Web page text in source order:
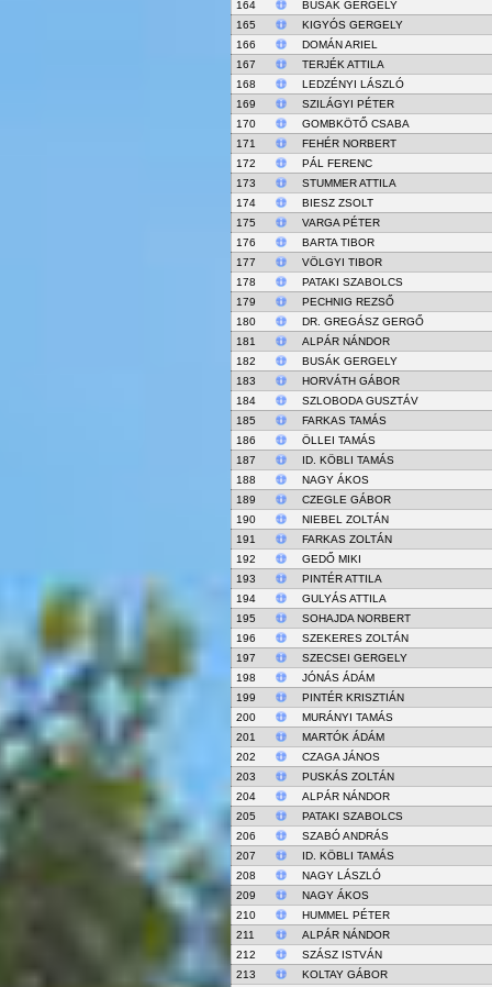
164
BUSÁK GERGELY
165
KIGYÓS GERGELY
166
DOMÁN ARIEL
167
TERJÉK ATTILA
168
LEDZÉNYI LÁSZLÓ
169
SZILÁGYI PÉTER
170
GOMBKÖTŐ CSABA
171
FEHÉR NORBERT
172
PÁL FERENC
173
STUMMER ATTILA
174
BIESZ ZSOLT
175
VARGA PÉTER
176
BARTA TIBOR
177
VÖLGYI TIBOR
178
PATAKI SZABOLCS
179
PECHNIG REZSŐ
180
DR. GREGÁSZ GERGŐ
181
ALPÁR NÁNDOR
182
BUSÁK GERGELY
183
HORVÁTH GÁBOR
184
SZLOBODA GUSZTÁV
185
FARKAS TAMÁS
186
ÖLLEI TAMÁS
187
ID. KÖBLI TAMÁS
188
NAGY ÁKOS
189
CZEGLE GÁBOR
190
NIEBEL ZOLTÁN
191
FARKAS ZOLTÁN
192
GEDŐ MIKI
193
PINTÉR ATTILA
194
GULYÁS ATTILA
195
SOHAJDA NORBERT
196
SZEKERES ZOLTÁN
197
SZECSEI GERGELY
198
JÓNÁS ÁDÁM
199
PINTÉR KRISZTIÁN
200
MURÁNYI TAMÁS
201
MARTÓK ÁDÁM
202
CZAGA JÁNOS
203
PUSKÁS ZOLTÁN
204
ALPÁR NÁNDOR
205
PATAKI SZABOLCS
206
SZABÓ ANDRÁS
207
ID. KÖBLI TAMÁS
208
NAGY LÁSZLÓ
209
NAGY ÁKOS
210
HUMMEL PÉTER
211
ALPÁR NÁNDOR
212
SZÁSZ ISTVÁN
213
KOLTAY GÁBOR